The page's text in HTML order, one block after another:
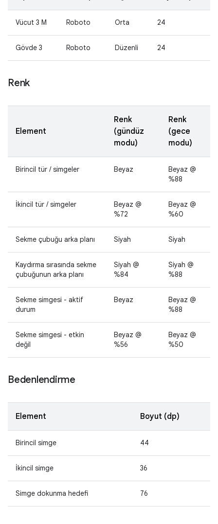
Vücut 3 M Roboto Orta 24
Gövde 3 Roboto Düzenli 24
Renk
Element
Renk
(gündüz
modu)
Renk
(gece
modu)
Birincil tür / simgeler Beyaz
Beyaz @
%88
İkincil tür / simgeler
Beyaz @
%72
Beyaz @
%60
Sekme çubuğu arka planı Siyah Siyah
Kaydırma sırasında sekme
çubuğunun arka planı
Siyah @
%84
Siyah @
%88
Sekme simgesi - aktif
durum
Beyaz
Beyaz @
%88
Sekme simgesi - etkin
değil
Beyaz @
%56
Beyaz @
%50
Bedenlendirme
Element Boyut (dp)
Birincil simge 44
İkincil simge 36
Simge dokunma hedefi 76